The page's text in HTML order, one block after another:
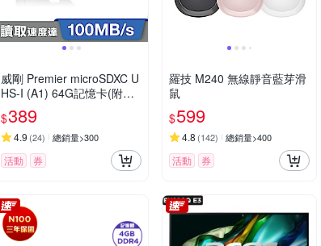
威剛 Premier microSDXC U
HS-I (A1) 64G記憶卡(附轉
卡)
$389
4.9 (24) 總銷量>300
活動 券
羅技 M240 無線靜音藍芽滑
鼠
$599
4.8 (142) 總銷量>400
活動 券